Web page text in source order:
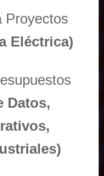
Proyectos
Eléctrica)
Datos,